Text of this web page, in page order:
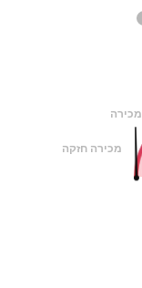
מכירה
מכירה חזקה